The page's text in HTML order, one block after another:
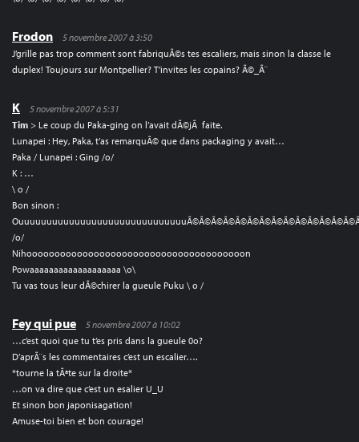
Frodon
5 novembre 2007 à 3:50
J’grille pas trop comment sont fabriquÃ©s tes escaliers, mais sinon la classe le
duplex! Toujours sur Montpellier? T’invites les copains? Ã©_Ã¨
K
5 novembre 2007 à 5:31
Tim > Le coup du Paka-ging on l’avait dÃ©jÃ faite.
Lunapei : Hey, Paka, t’as remarquÃ© que dans packaging y avait…
Paka / Lunapei : Ging /o/
K : …
\ o /
Bon sinon :
/o/
Nihooooooooooooooooooooooooooooooooooooooon
Powaaaaaaaaaaaaaaaaaaa \o\
Tu vas tous leur dÃ©chirer la gueule Puku \ o /
Fey qui pue
5 novembre 2007 à 10:02
…c’est quoi que tu t’es pris dans la gueule 0o?
D’aprÃ¨s les commentaires c’est un escalier….
*tourne la tÃªte sur la droite*
…on va dire que c’est un esalier U_U
Et sinon bon japonisagation!
Amuse-toi bien et bon courage!